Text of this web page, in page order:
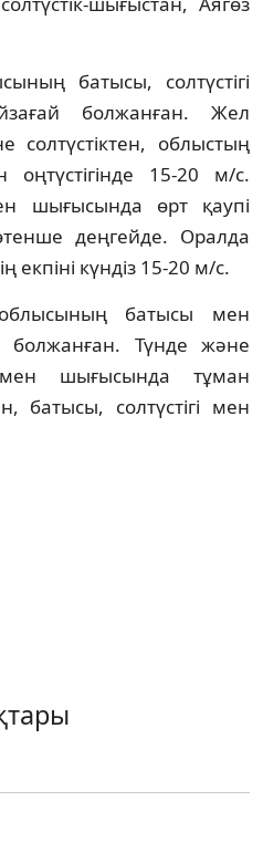
батысы, солтүстігі
болжанған. Жел
солтүстіктен, облыстың
оңтүстігінде 15-20 м/с.
мен шығысында өрт қаупі
деңгейде. Оралда
екпіні күндіз 15-20 м/с.
облысының батысы мен
болжанған. Түнде және
мен шығысында тұман
солтүстігі мен